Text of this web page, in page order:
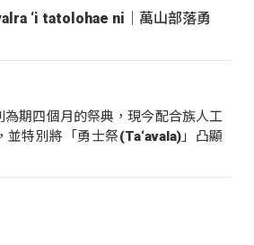
‘i tatolohae ni｜萬山部落勇
為期四個月的祭典，現今配合族人工
並特別將「勇士祭(Ta‘avala)」凸顯